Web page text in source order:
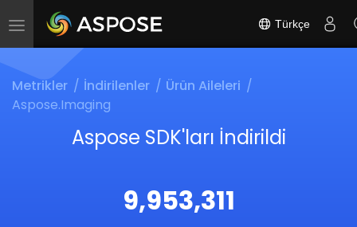
Toggle
Türkçe
Metrikler İndirilenler
Ürün Aileleri
Aspose.Imaging
Aspose SDK'ları İndirildi
9,953,311